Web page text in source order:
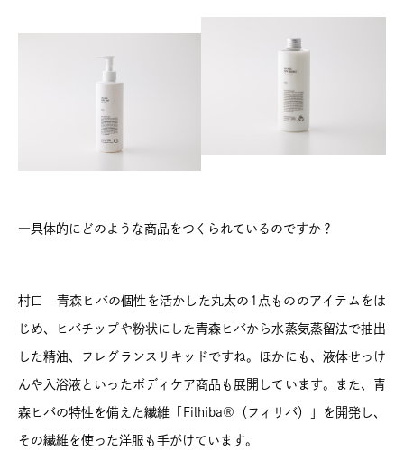
―具体的にどのような商品をつくられているのですか？
村口 青森ヒバの個性を活かした丸太の1点もののアイテムをは
じめ、ヒバチップや粉状にした青森ヒバから水蒸気蒸留法で抽出
した精油、フレグランスリキッドですね。ほかにも、液体せっけ
んや入浴液といったボディケア商品も展開しています。また、青
森ヒバの特性を備えた繊維「Filhiba®（フィリバ）」を開発し、
その繊維を使った洋服も手がけています。